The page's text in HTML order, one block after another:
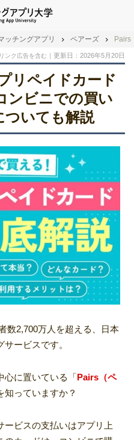
ッチングアプリ ペアーズ Pairs
リンク広告を含む 更新日：2026年5月20日
リペイドカード
ンビニでの買い
ついても解説
数2,700万人を超える
、日本
ービスです。
心に置いている「Pairs（ペ
知っていますか？
ービスの支払いはアプリ上